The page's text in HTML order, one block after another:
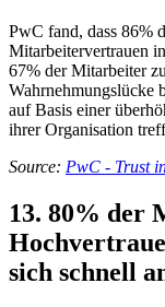
PwC fand, dass 86%
Mitarbeitervertrauen
67% der Mitarbeiter
Wahrnehmungslücke
auf Basis einer
ihrer Organisation
Source: PwC - Trust
13. 80% der
sich schnell